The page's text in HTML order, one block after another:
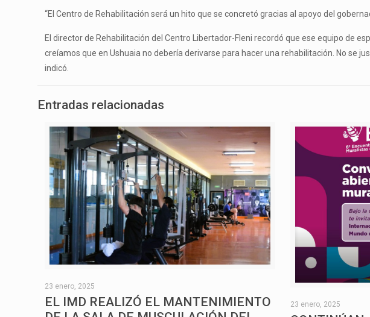
“El Centro de Rehabilitación será un hito que se concretó gracias al apoyo del
El director de Rehabilitación del Centro Libertador-Fleni recordó que ese equipo de
creíamos que en Ushuaia no debería derivarse para hacer una rehabilitación. No se
indicó.
Entradas relacionadas
23 enero, 2025
EL IMD REALIZÓ EL MANTENIMIENTO
23 enero, 2025